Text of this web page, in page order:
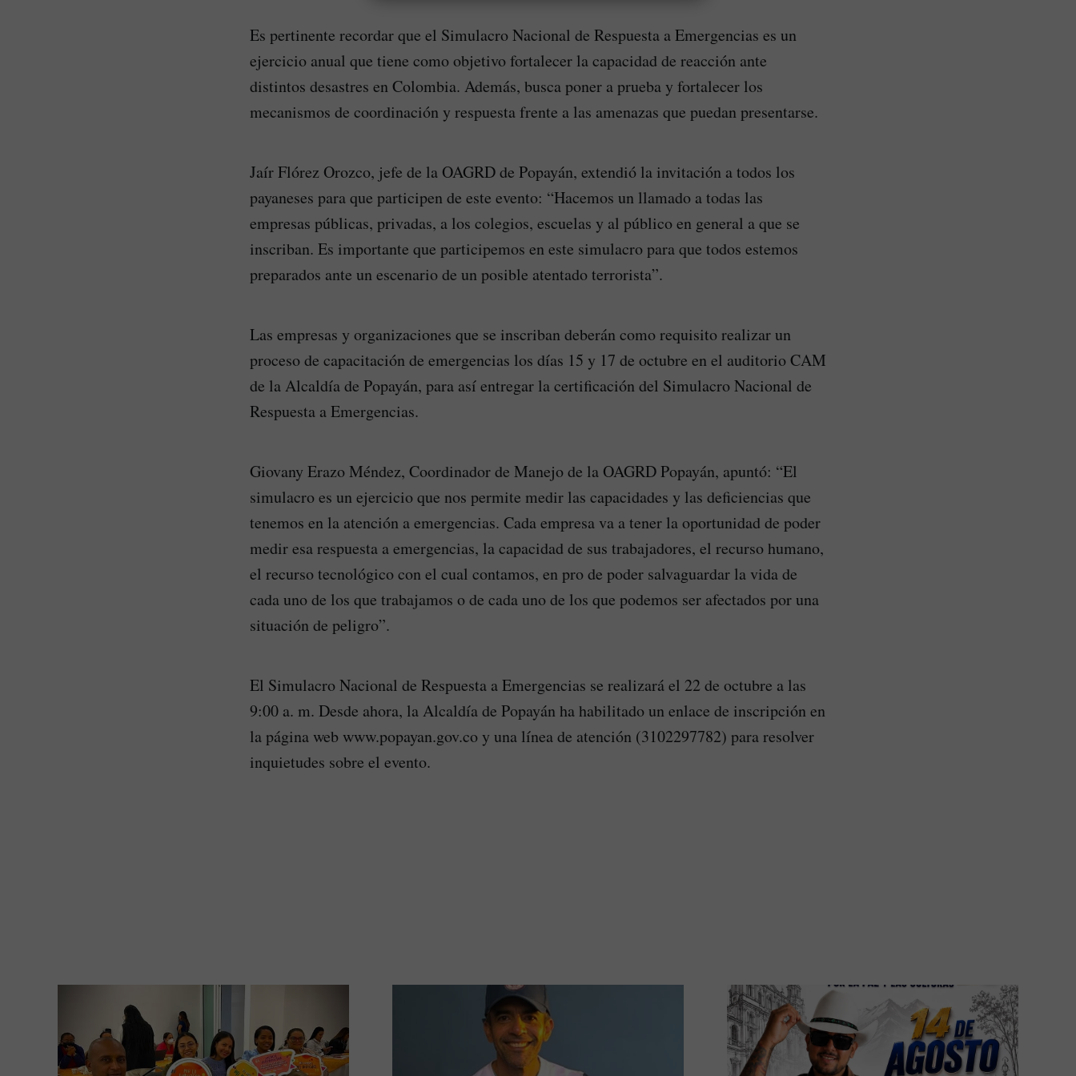
Es pertinente recordar que el Simulacro Nacional de Respuesta a Emergencias es un
ejercicio anual que tiene como objetivo fortalecer la capacidad de reacción ante
distintos desastres en Colombia. Además, busca poner a prueba y fortalecer los
mecanismos de coordinación y respuesta frente a las amenazas que puedan presentarse.
Jaír Flórez Orozco, jefe de la OAGRD de Popayán, extendió la invitación a todos los
payaneses para que participen de este evento: “Hacemos un llamado a todas las
empresas públicas, privadas, a los colegios, escuelas y al público en general a que se
inscriban. Es importante que participemos en este simulacro para que todos estemos
preparados ante un escenario de un posible atentado terrorista”.
Las empresas y organizaciones que se inscriban deberán como requisito realizar un
proceso de capacitación de emergencias los días 15 y 17 de octubre en el auditorio CAM
de la Alcaldía de Popayán, para así entregar la certificación del Simulacro Nacional de
Respuesta a Emergencias.
Giovany Erazo Méndez, Coordinador de Manejo de la OAGRD Popayán, apuntó: “El
simulacro es un ejercicio que nos permite medir las capacidades y las deficiencias que
tenemos en la atención a emergencias. Cada empresa va a tener la oportunidad de poder
medir esa respuesta a emergencias, la capacidad de sus trabajadores, el recurso humano,
el recurso tecnológico con el cual contamos, en pro de poder salvaguardar la vida de
cada uno de los que trabajamos o de cada uno de los que podemos ser afectados por una
situación de peligro”.
El Simulacro Nacional de Respuesta a Emergencias se realizará el 22 de octubre a las
9:00 a. m. Desde ahora, la Alcaldía de Popayán ha habilitado un enlace de inscripción en
la página web www.popayan.gov.co y una línea de atención (3102297782) para resolver
inquietudes sobre el evento.